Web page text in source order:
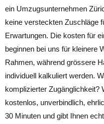
ein Umzugsunternehmen
keine versteckten Zuschläge
Erwartungen. Die kosten für
beginnen bei uns für kleinere
Rahmen, während grössere
individuell kalkuliert werden.
komplizierter Zugänglichkeit?
kostenlos, unverbindlich,
30 Minuten und gibt Ihnen